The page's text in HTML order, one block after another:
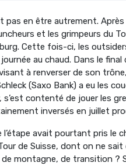
pas en être autrement.
et les grimpeurs du
Cette fois-ci, les
au chaud. Dans le
à renverser de son
(Saxo Bank) a eu les
s’est contenté de jouer les
inversés en juillet
l’étape avait pourtant pris le
de Suisse, dont on ne
montagne, de transition ?